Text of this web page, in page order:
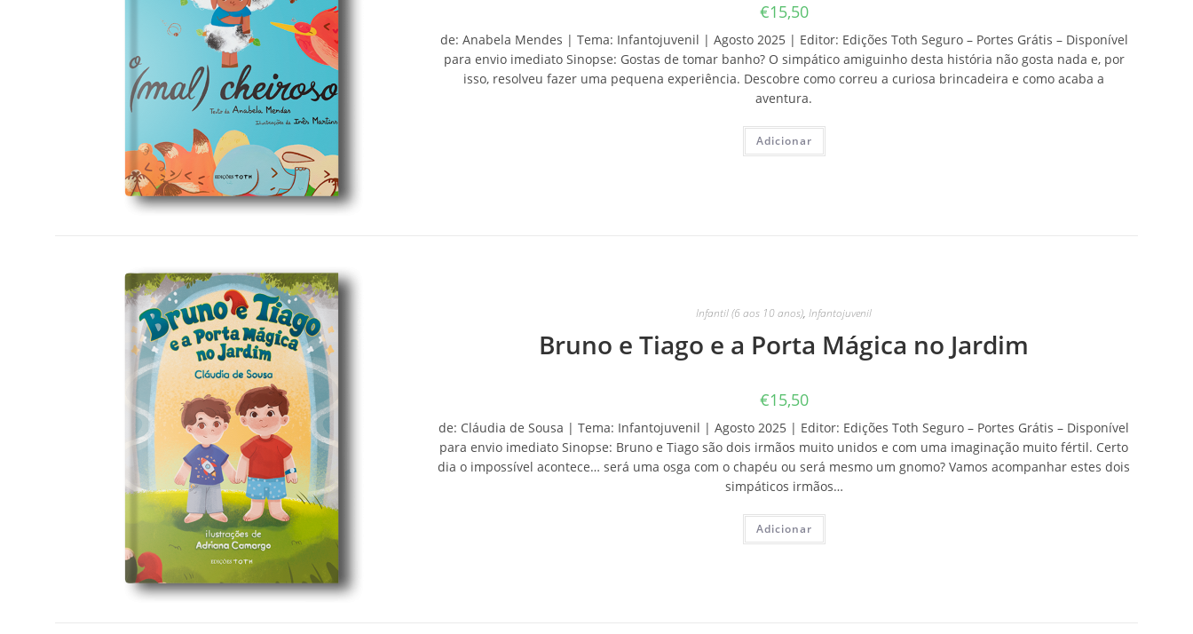
€15,50
de: Anabela Mendes | Tema: Infantojuvenil | Agosto 2025 | Editor: Edições Toth Seguro – Portes Grátis – Disponível
para envio imediato Sinopse: Gostas de tomar banho? O simpático amiguinho desta história não gosta nada e, por
isso, resolveu fazer uma pequena experiência. Descobre como correu a curiosa brincadeira e como acaba a
aventura.
Adicionar
Infantil (6 aos 10 anos),Infantojuvenil
Bruno e Tiago e a Porta Mágica no Jardim
€15,50
de: Cláudia de Sousa | Tema: Infantojuvenil | Agosto 2025 | Editor: Edições Toth Seguro – Portes Grátis – Disponível
para envio imediato Sinopse: Bruno e Tiago são dois irmãos muito unidos e com uma imaginação muito fértil. Certo
dia o impossível acontece… será uma osga com o chapéu ou será mesmo um gnomo? Vamos acompanhar estes dois
simpáticos irmãos…
Adicionar